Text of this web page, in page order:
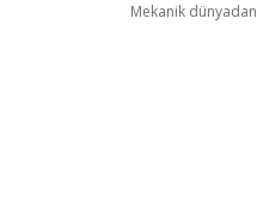
Mekanik